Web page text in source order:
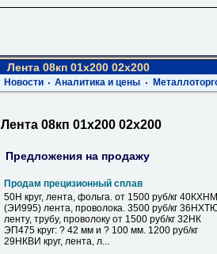
Лента 08кп 01х200 02х200
Новости Аналитика и цены
Лента 08кп 01х200 02х200
Предложения на продажу
Продам прецизионный сплав
50Н круг, лента, фольга. от 1500 руб/кг 40КХНМ
(ЭИ995) лента, проволока. 3500 руб/кг
ленту, трубу, проволоку от 1500 руб/кг 32НК
ЭП475 круг: ? 42 мм и ? 100 мм. 1200 руб/кг
29НКВИ круг, лента, л...